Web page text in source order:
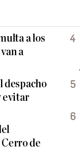
a los
a
despacho
evitar
de